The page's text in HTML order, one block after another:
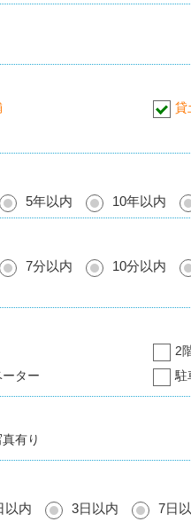
貸
5年以内 10年以内
7分以内 10分以内
2
ター 駐
有り
以内 3日以内 7日